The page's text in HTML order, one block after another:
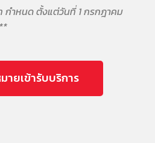
กำหนด ตั้งแต่วันที่ 1 กรกฎาคม
ายเข้ารับบริการ